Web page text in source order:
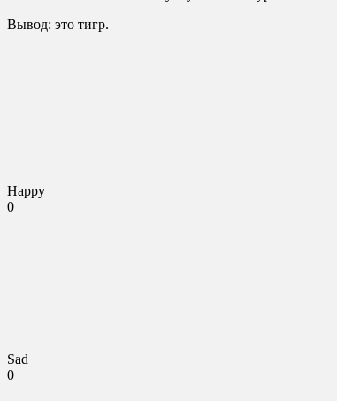
Вывод: это тигр.
Happy
0
Sad
0